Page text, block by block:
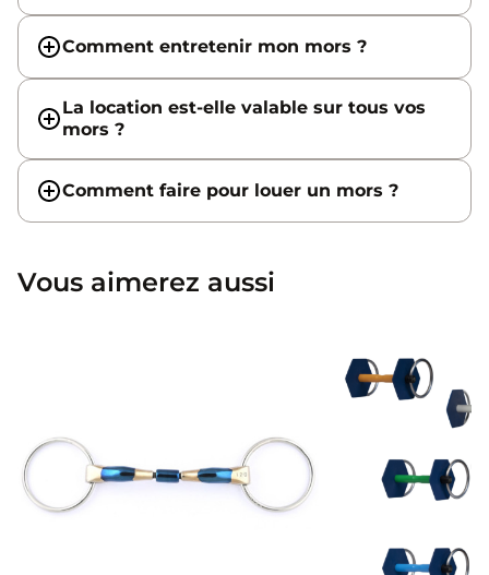
Comment entretenir mon mors ?
La location est-elle valable sur tous vos
mors ?
Comment faire pour louer un mors ?
Vous aimerez aussi